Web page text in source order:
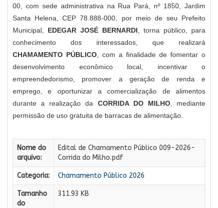
00, com sede administrativa na Rua Pará, nº 1850, Jardim
Santa Helena, CEP 78.888-000, por meio de seu Prefeito
Municipal, EDEGAR JOSÉ BERNARDI , torna público, para
conhecimento dos interessados, que realizará
CHAMAMENTO PÚBLICO , com a finalidade de fomentar o
desenvolvimento econômico local, incentivar o
empreendedorismo, promover a geração de renda e
emprego, e oportunizar a comercialização de alimentos
durante a realização da CORRIDA DO MILHO, mediante
permissão de uso gratuita de barracas de alimentação.
Nome do
arquivo:
Edital de Chamamento Público 009-2026-
Corrida do Milho.pdf
Categoria: Chamamento Público 2026
Tamanho
do
311.93 KB